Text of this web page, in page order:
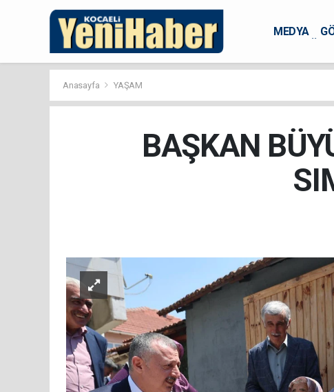
MEDYA
Anasayfa YAŞAM
BAŞKAN